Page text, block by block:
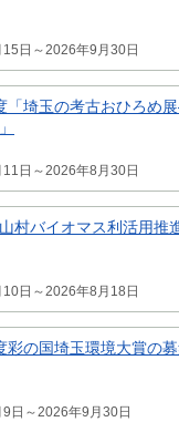
日～2026年9月30日
「埼玉の考古おひろめ
日～2026年8月30日
村バイオマス利活用推
日～2026年8月18日
彩の国埼玉環境大賞の
日～2026年9月30日